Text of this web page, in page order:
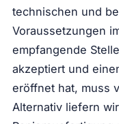
technischen und
Voraussetzungen
empfangende
akzeptiert und
eröffnet hat, muss
Alternativ liefern